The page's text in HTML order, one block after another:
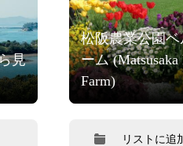
見
松阪農業公園
ーム (Matsusaka
Farm)
リストに追